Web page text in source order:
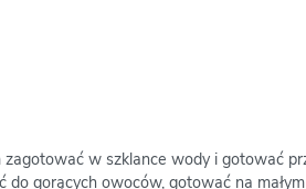
w szklance wody i gotować
gorących owoców, gotować na